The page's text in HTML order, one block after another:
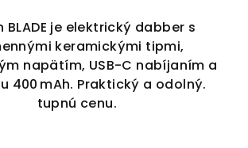
BLADE je elektrický dabber s
keramickými tipmi,
napätím, USB-C nabíjaním a
400 mAh. Praktický a odolný.
tupnú cenu.